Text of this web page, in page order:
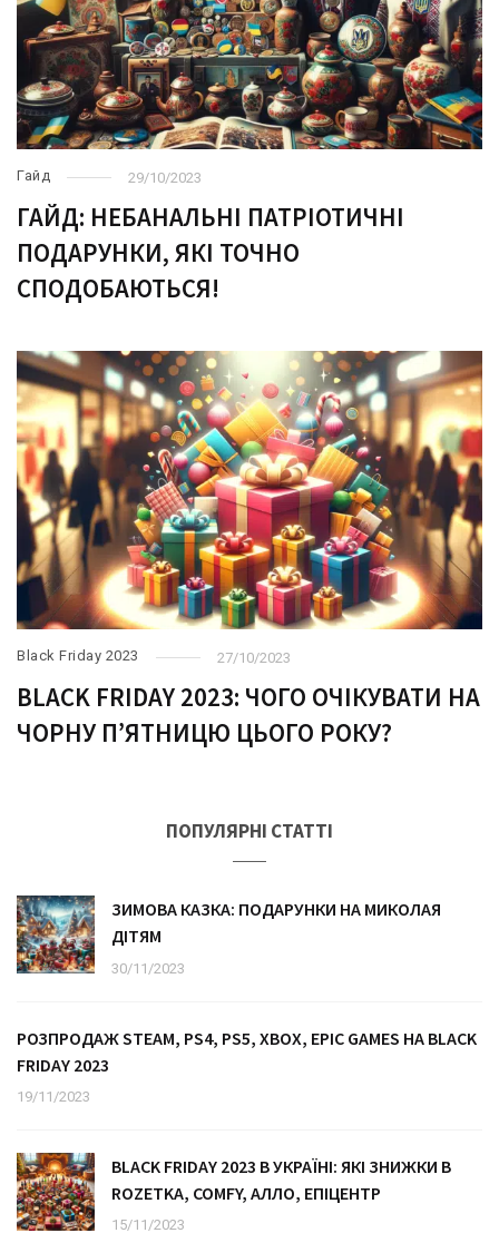
Гайд 29/10/2023
ГАЙД: НЕБАНАЛЬНІ ПАТРІОТИЧНІ
ПОДАРУНКИ, ЯКІ ТОЧНО
СПОДОБАЮТЬСЯ!
Black Friday 2023 27/10/2023
BLACK FRIDAY 2023: ЧОГО ОЧІКУВАТИ НА
ЧОРНУ ПʼЯТНИЦЮ ЦЬОГО РОКУ?
ПОПУЛЯРНІ СТАТТІ
ЗИМОВА КАЗКА: ПОДАРУНКИ НА МИКОЛАЯ
ДІТЯМ
30/11/2023
РОЗПРОДАЖ STEAM, PS4, PS5, XBOX, EPIC GAMES НА BLACK
FRIDAY 2023
19/11/2023
BLACK FRIDAY 2023 В УКРАЇНІ: ЯКІ ЗНИЖКИ В
ROZETKA, COMFY, АЛЛО, ЕПІЦЕНТР
15/11/2023